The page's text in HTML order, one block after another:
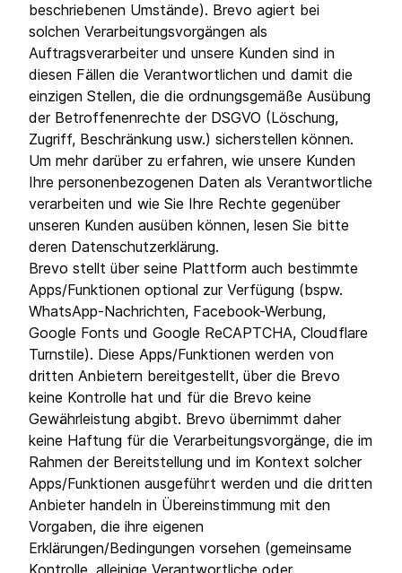
beschriebenen Umstände). Brevo agiert bei
solchen Verarbeitungsvorgängen als
Auftragsverarbeiter und unsere Kunden sind in
diesen Fällen die Verantwortlichen und damit die
einzigen Stellen, die die ordnungsgemäße Ausübung
der Betroffenenrechte der DSGVO (Löschung,
Zugriff, Beschränkung usw.) sicherstellen können.
Um mehr darüber zu erfahren, wie unsere Kunden
Ihre personenbezogenen Daten als Verantwortliche
verarbeiten und wie Sie Ihre Rechte gegenüber
unseren Kunden ausüben können, lesen Sie bitte
deren Datenschutzerklärung.
Brevo stellt über seine Plattform auch bestimmte
Apps/Funktionen optional zur Verfügung (bspw.
WhatsApp-Nachrichten, Facebook-Werbung,
Google Fonts und Google ReCAPTCHA, Cloudflare
Turnstile). Diese Apps/Funktionen werden von
dritten Anbietern bereitgestellt, über die Brevo
keine Kontrolle hat und für die Brevo keine
Gewährleistung abgibt. Brevo übernimmt daher
keine Haftung für die Verarbeitungsvorgänge, die im
Rahmen der Bereitstellung und im Kontext solcher
Apps/Funktionen ausgeführt werden und die dritten
Anbieter handeln in Übereinstimmung mit den
Vorgaben, die ihre eigenen
Erklärungen/Bedingungen vorsehen (gemeinsame
Kontrolle, alleinige Verantwortliche oder